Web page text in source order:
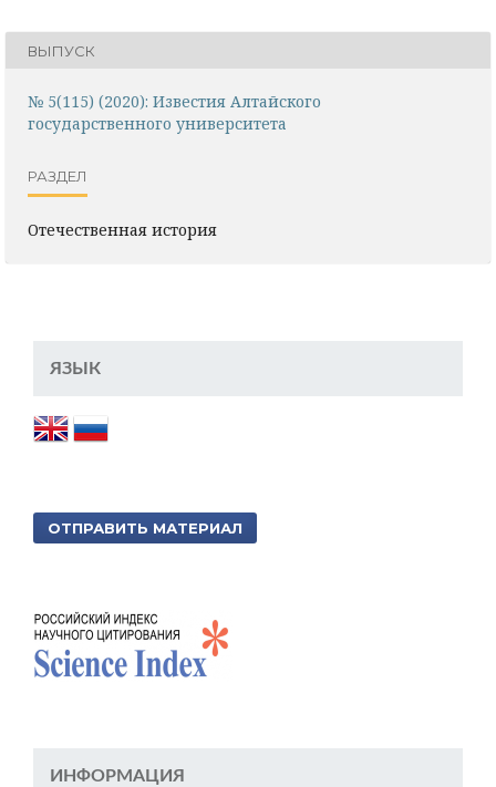
ВЫПУСК
№ 5(115) (2020): Известия Алтайского
государственного университета
РАЗДЕЛ
Отечественная история
ЯЗЫК
ОТПРАВИТЬ МАТЕРИАЛ
ИНФОРМАЦИЯ